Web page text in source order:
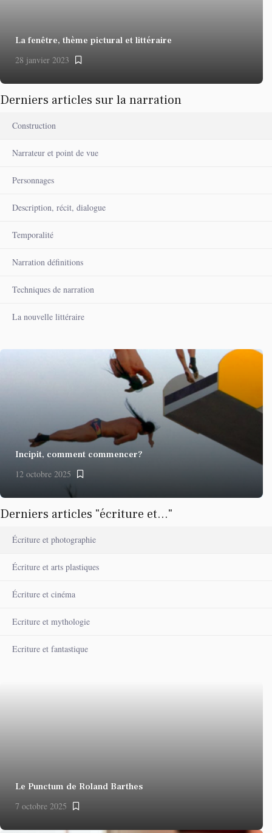
La fenêtre, thème pictural et littéraire
28 janvier 2023
Derniers articles sur la narration
Construction
Narrateur et point de vue
Personnages
Description, récit, dialogue
Temporalité
Narration définitions
Techniques de narration
La nouvelle littéraire
Incipit, comment commencer?
12 octobre 2025
Derniers articles "écriture et..."
Écriture et photographie
Écriture et arts plastiques
Écriture et cinéma
Ecriture et mythologie
Ecriture et fantastique
Le Punctum de Roland Barthes
7 octobre 2025